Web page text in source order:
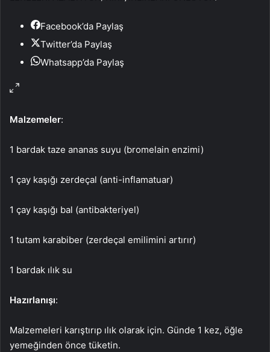
Facebook’da Paylaş
Twitter’da Paylaş
Whatsapp’da Paylaş
Malzemeler:
1 bardak taze ananas suyu (bromelain enzimi)
1 çay kaşığı zerdeçal (anti-inflamatuar)
1 çay kaşığı bal (antibakteriyel)
1 tutam karabiber (zerdeçal emilimini artırır)
1 bardak ılık su
Hazırlanışı:
Malzemeleri karıştırıp ılık olarak için. Günde 1 kez, öğle
yemeğinden önce tüketin.